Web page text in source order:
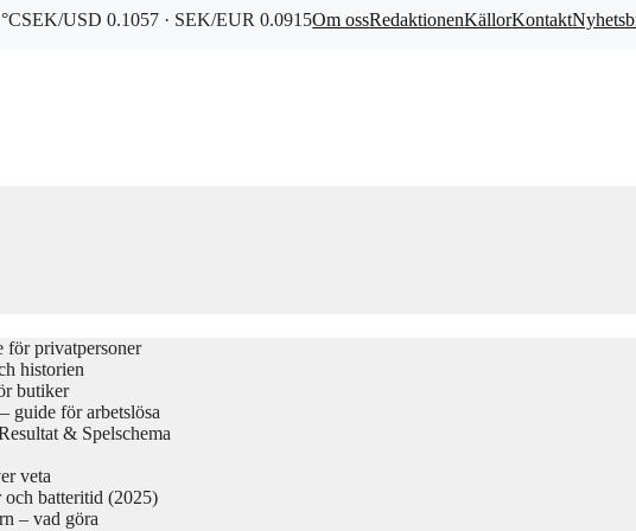
SEK/USD 0.1057 · SEK/EUR 0.0915Om ossRedaktionenKällorKontakt
för privatpersoner
historien
butiker
guide för arbetslösa
& Spelschema
veta
batteritid (2025)
– vad göra